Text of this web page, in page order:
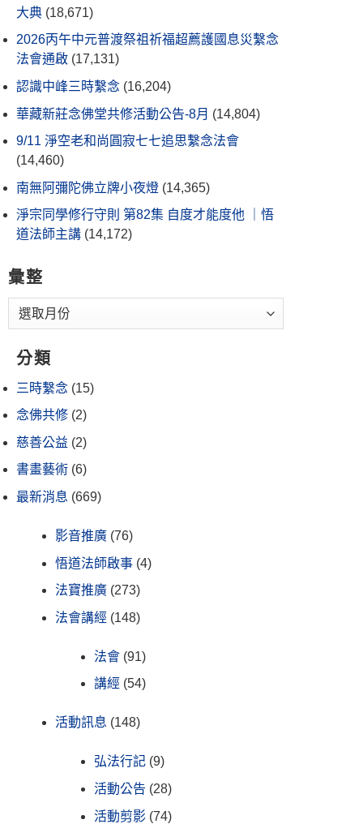
大典 (18,671)
2026丙午中元普渡祭祖祈福超薦護國息災繫念
法會通啟 (17,131)
認識中峰三時繫念 (16,204)
華藏新莊念佛堂共修活動公告-8月 (14,804)
9/11 淨空老和尚圓寂七七追思繫念法會
(14,460)
南無阿彌陀佛立牌小夜燈 (14,365)
淨宗同學修行守則 第82集 自度才能度他 ｜悟
道法師主講 (14,172)
彙整
分類
三時繫念 (15)
念佛共修 (2)
慈善公益 (2)
書畫藝術 (6)
最新消息 (669)
影音推廣 (76)
悟道法師啟事 (4)
法寶推廣 (273)
法會講經 (148)
法會 (91)
講經 (54)
活動訊息 (148)
弘法行記 (9)
活動公告 (28)
活動剪影 (74)